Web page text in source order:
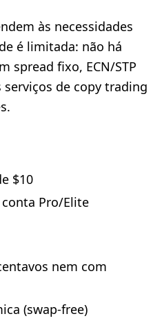
às necessidades
é limitada: não há
spread fixo, ECN/STP
de copy trading
$10
Pro/Elite
nem com
(swap-free)